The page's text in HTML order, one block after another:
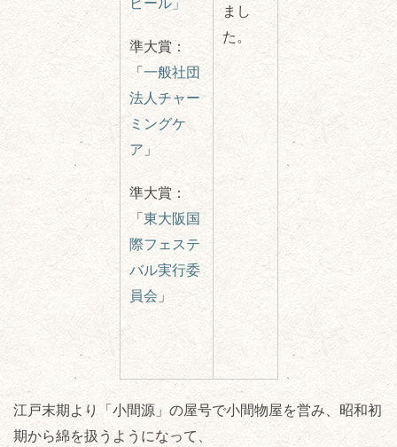
ビール」
準大賞：
「 一般社団
法人チャー
ミングケ
ア 」
準大賞：
「 東大阪国
際フェステ
バル実行委
員会」
まし
た。
江戸末期より「小間源」の屋号で小間物屋を営み、昭和初
期から綿を扱うようになって、